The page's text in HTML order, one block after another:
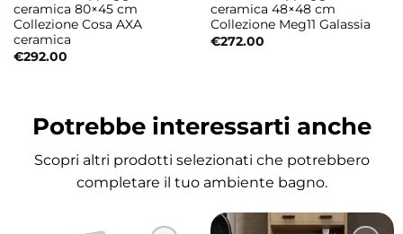
bagni moderni e minimalisti.
• Bianco
• Bianco Matt
ceramica 80×45 cm
Collezione Cosa AXA
ceramica
€292.00
ceramica 48×48 cm
Collezione Meg11 Galassia
€272.00
Potrebbe interessarti anche
Scopri altri prodotti selezionati che potrebbero
completare il tuo ambiente bagno.